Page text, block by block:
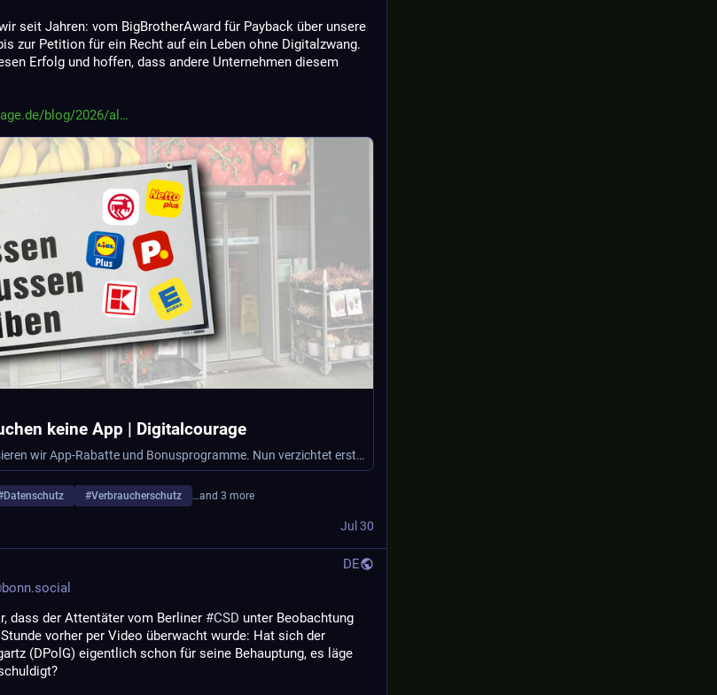
seit Jahren: vom BigBrotherAward für Payback über unsere
zur Petition für ein Recht auf ein Leben ohne Digitalzwang.
Erfolg und hoffen, dass andere Unternehmen diesem
blog/2026/al
keine App | Digitalcourage
Seit Jahrzehnten kritisieren wir App-Rabatte und Bonusprogramme. Nun verzichtet erstmals ein großer Lebensmittelhändler darauf und zeigt, dass gute Preise
Datenschutz #Verbraucherschutz …and 3 more
Jul 30
DE
dass der Attentäter vom Berliner #CSD unter Beobachtung
vorher per Video überwacht wurde: Hat sich der
(DPolG) eigentlich schon für seine Behauptung, es läge